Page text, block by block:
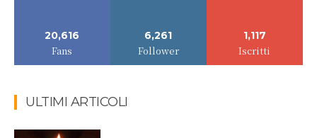
20,616
Fans
6,261
Follower
1,117
Iscritti
ULTIMI ARTICOLI